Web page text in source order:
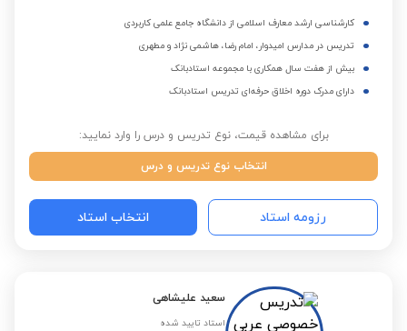
کارشناسی ارشد معارف اسلامی از دانشگاه جامع علمی کاربردی
تدریس در مدارس امیدوار، امام رضا، هاشمی نژاد و مطهری
بیش از هفت سال همکاری با مجموعه استادبانک
دارای مدرک دوره اخلاق حرفه‌ای تدریس استادبانک
برای مشاهده قیمت، نوع تدریس و درس را وارد نمایید:
انتخاب نوع تدریس و درس
رزومه استاد انتخاب استاد
سعید علیشاهی
استاد تایید شده